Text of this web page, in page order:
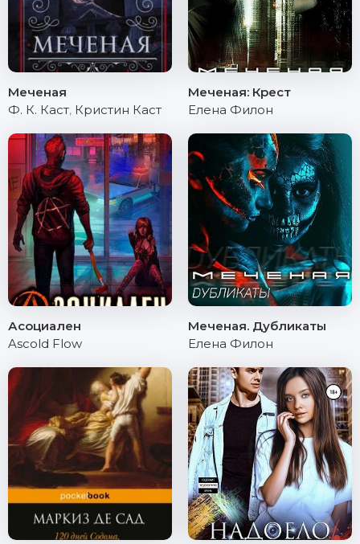
Меченая
Ф. К. Каст, Кристин Каст
Меченая: Крест
Елена Филон
Асоциален
Ascold Flow
Меченая. Дубликаты
Елена Филон